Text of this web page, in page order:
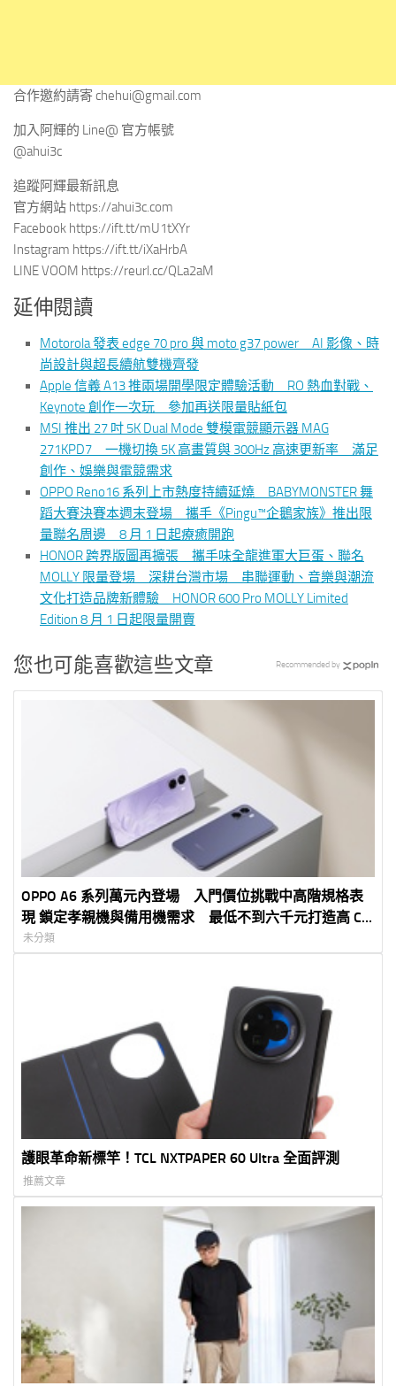
合作邀約請寄chehui@gmail.com
加入阿輝的 Line@ 官方帳號
@ahui3c
追蹤阿輝最新訊息
官方網站 https://ahui3c.com
Facebook https://ift.tt/mU1tXYr
Instagram https://ift.tt/iXaHrbA
LINE VOOM https://reurl.cc/QLa2aM
延伸閱讀
Motorola 發表 edge 70 pro 與 moto g37 power AI 影像、時
尚設計與超長續航雙機齊發
Apple 信義 A13 推兩場開學限定體驗活動 RO 熱血對戰、
Keynote 創作一次玩 參加再送限量貼紙包
MSI 推出 27 吋 5K Dual Mode 雙模電競顯示器 MAG
271KPD7 一機切換 5K 高畫質與 300Hz 高速更新率 滿足
創作、娛樂與電競需求
OPPO Reno16 系列上市熱度持續延燒 BABYMONSTER 舞
蹈大賽決賽本週末登場 攜手《Pingu™企鵝家族》推出限
量聯名周邊 8 月 1 日起療癒開跑
HONOR 跨界版圖再擴張 攜手味全龍進軍大巨蛋、聯名
MOLLY 限量登場 深耕台灣市場 串聯運動、音樂與潮流
文化打造品牌新體驗 HONOR 600 Pro MOLLY Limited
Edition 8 月 1 日起限量開賣
您也可能喜歡這些文章
OPPO A6 系列萬元內登場 入門價位挑戰中高階規格表
現 鎖定孝親機與備用機需求 最低不到六千元打造高 CP
值 5G 體驗
未分類
護眼革命新標竿！TCL NXTPAPER 60 Ultra 全面評測
推薦文章
Recommended by